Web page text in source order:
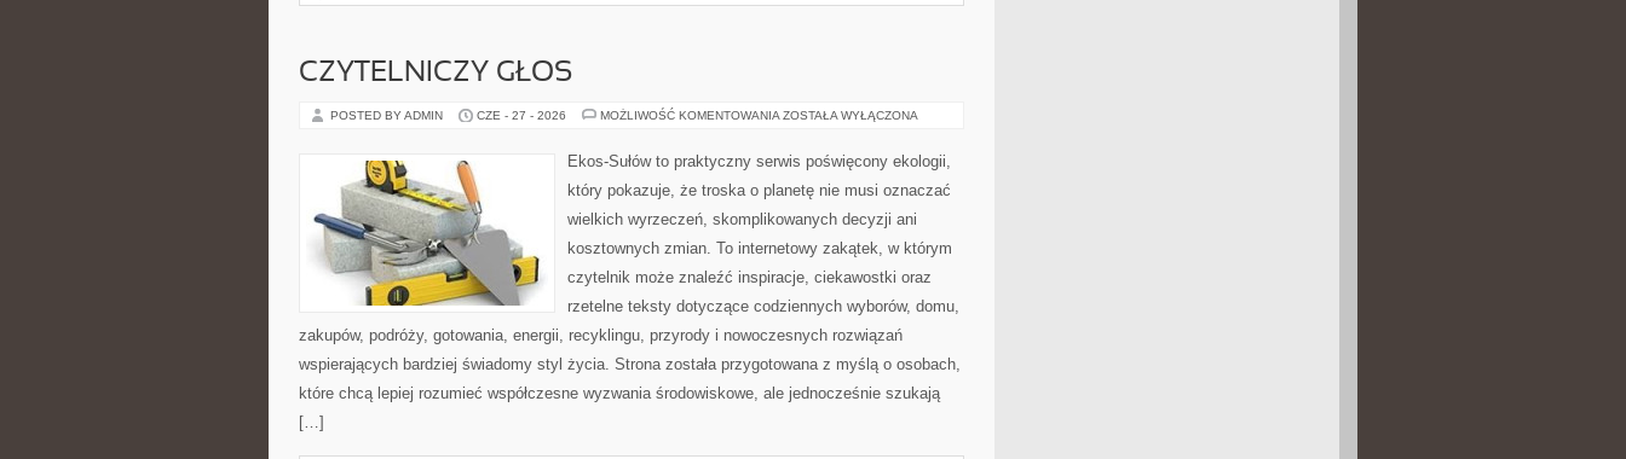
CZYTELNICZY GŁOS
POSTED BY ADMIN CZE - 27 - 2026 MOŻLIWOŚĆ KOMENTOWANIA CZYTELNICZY
ZOSTAŁA WYŁĄCZONA
Ekos-Sułów to praktyczny serwis poświęcony ekologii,
który pokazuje, że troska o planetę nie musi oznaczać
wielkich wyrzeczeń, skomplikowanych decyzji ani
kosztownych zmian. To internetowy zakątek, w którym
czytelnik może znaleźć inspiracje, ciekawostki oraz
rzetelne teksty dotyczące codziennych wyborów, domu,
zakupów, podróży, gotowania, energii, recyklingu, przyrody i nowoczesnych rozwiązań
wspierających bardziej świadomy styl życia. Strona została przygotowana z myślą o osobach,
które chcą lepiej rozumieć współczesne wyzwania środowiskowe, ale jednocześnie szukają
[…]